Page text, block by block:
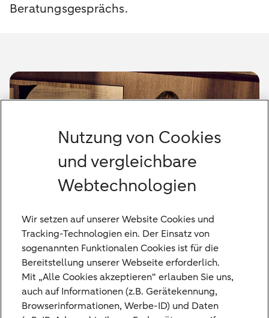
Beratungsgesprächs.
In diesem Whitepaper zeigen wir Ihne in
insgesamt drei Kapiteln, welche Themen wir
im Rahmen unseres ganzheitlichen
Beratungsprozesses noch besprechen.
Nutzung von Cookies
und vergleichbare
Webtechnologien
Wir setzen auf unserer Website Cookies und
Tracking-Technologien ein. Der Einsatz von
sogenannten Funktionalen Cookies ist für die
Bereitstellung unserer Webseite erforderlich.
Mit „Alle Cookies akzeptieren“ erlauben Sie uns,
auch auf Informationen (z.B. Gerätekennung,
Browserinformationen, Werbe-ID) und Daten